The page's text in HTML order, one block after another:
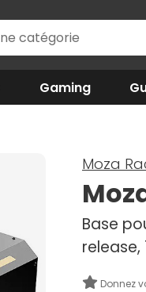
Gaming
Moza
Base
release,
Donnez